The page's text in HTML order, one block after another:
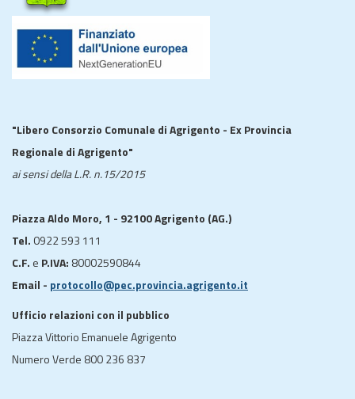
"Libero Consorzio Comunale di Agrigento - Ex Provincia
Regionale di Agrigento"
ai sensi della L.R. n.15/2015
Piazza Aldo Moro, 1 - 92100 Agrigento (AG.)
Tel. 0922 593 111
C.F. e P.IVA: 80002590844
Email - protocollo@pec.provincia.agrigento.it
Ufficio relazioni con il pubblico
Piazza Vittorio Emanuele Agrigento
Numero Verde 800 236 837